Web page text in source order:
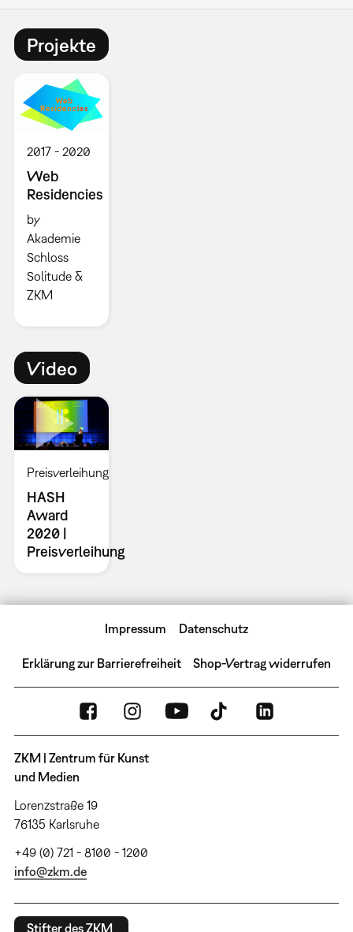
Projekte
2017 2020
Web
Residencies
by
Akademie
Schloss
Solitude &
ZKM
Video
Preisverleihung
HASH
Award
2020 |
Preisverleihung
Impressum Datenschutz
Erklärung zur Barrierefreiheit Shop-Vertrag widerrufen
ZKM | Zentrum für Kunst
und Medien
Lorenzstraße 19
76135 Karlsruhe
+49 (0) 721 - 8100 - 1200
info@zkm.de
Stifter des ZKM